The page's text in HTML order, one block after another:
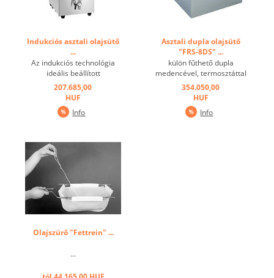
Indukciós asztali olajsütő
...
Az indukciós technológia
ideális beállított
hőmérsékletet biztosít. A
sütés nagyon precízen
megy végbe, és optimális
eredményt biztosít.
1 medence, méretek: W
23,8 x D 30 ...
207.685,00
HUF
Info
Asztali dupla olajsütő
"FRS-8DS" ...
külön fűthető dupla
medencével, termosztáttal
...
354.050,00
HUF
Info
Olajszürő "Fettrein" ...
...